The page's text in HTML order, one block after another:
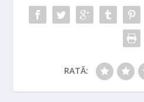
RATĂ: